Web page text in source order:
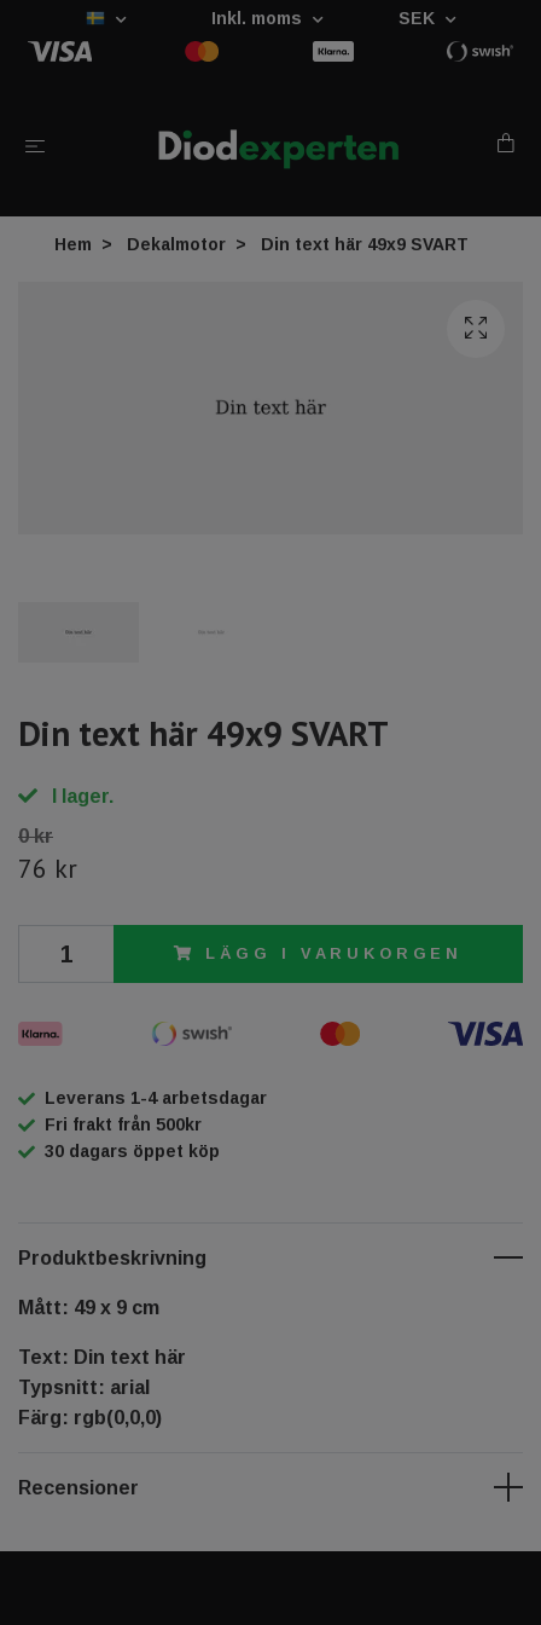
Inkl. moms SEK
Hem Dekalmotor Din text här 49x9 SVART
Din text här 49x9 SVART
I lager.
0 kr
76 kr
LÄGG I VARUKORGEN
Leverans 1-4 arbetsdagar
Fri frakt från 500kr
30 dagars öppet köp
Produktbeskrivning
Mått: 49 x 9 cm
Text: Din text här
Typsnitt: arial
Färg: rgb(0,0,0)
Recensioner